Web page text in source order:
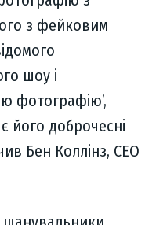
з фейковим
шоу і
фотографію’,
його доброчесні
Бен Коллінз, CEO